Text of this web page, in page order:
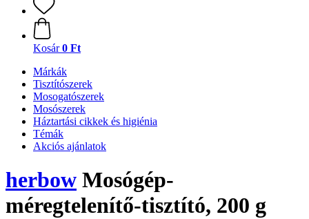
Kosár 0 Ft
Márkák
Tisztítószerek
Mosogatószerek
Mosószerek
Háztartási cikkek és higiénia
Témák
Akciós ajánlatok
herbow Mosógép-
méregtelenítő-tisztító, 200 g